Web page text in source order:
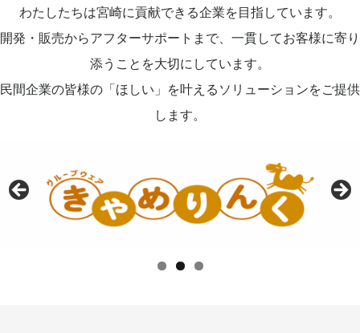
わたしたちは宮崎に貢献できる企業を目指しています。
開発・販売からアフターサポートまで、一貫してお客様に寄り
添うことを大切にしています。
民間企業の皆様の「ほしい」を叶えるソリューションをご提供
します。